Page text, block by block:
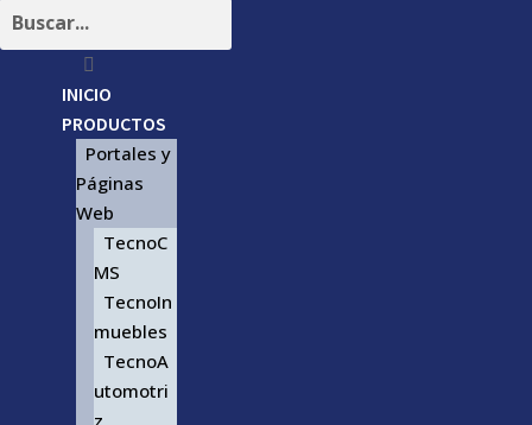
INICIO
PRODUCTOS
Portales y
Páginas
Web
TecnoC
MS
TecnoIn
muebles
TecnoA
utomotri